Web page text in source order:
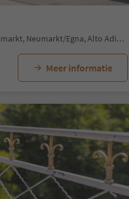
Egna/Neumarkt, Neumarkt/Egna, Alto Adige Wine Road
Meer informatie